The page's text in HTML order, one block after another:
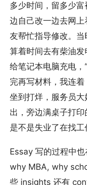
多少时间，留多少
边自己改一边去网
友帮忙指导修改。
算着时间去有柴油
给笔记本电脑充电，
完再写材料，我连
坐到打烊，服务员
出，旁边满桌子打
是不是失业了在找
Essay 写的过程中
why MBA, why
些 insights 还有